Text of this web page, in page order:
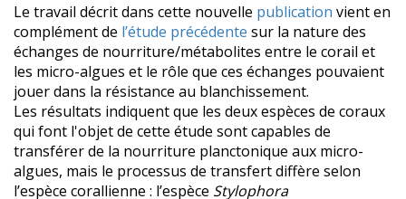
Le travail décrit dans cette nouvelle publication vient en
complément de l’étude précédente sur la nature des
échanges de nourriture/métabolites entre le corail et
les micro-algues et le rôle que ces échanges pouvaient
jouer dans la résistance au blanchissement.
Les résultats indiquent que les deux espèces de coraux
qui font l'objet de cette étude sont capables de
transférer de la nourriture planctonique aux micro-
algues, mais le processus de transfert diffère selon
l’espèce corallienne : l’espèce Stylophora